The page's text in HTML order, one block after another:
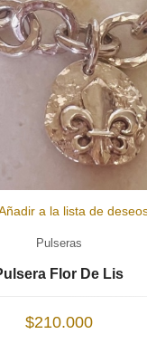
a la lista de
Pulseras
Flor De Lis
$210.000